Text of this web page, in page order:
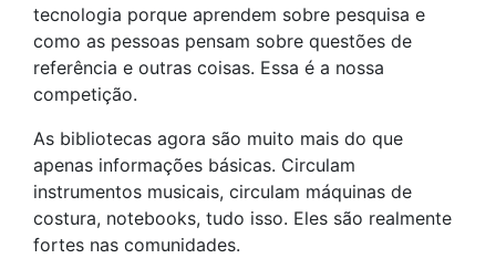
tecnologia porque aprendem sobre pesquisa e
como as pessoas pensam sobre questões de
referência e outras coisas. Essa é a nossa
competição.
As bibliotecas agora são muito mais do que
apenas informações básicas. Circulam
instrumentos musicais, circulam máquinas de
costura, notebooks, tudo isso. Eles são realmente
fortes nas comunidades.